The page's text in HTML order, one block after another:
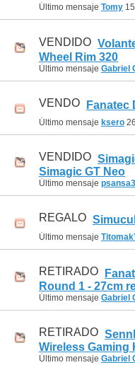
Último mensaje Tomy
VENDIDO
Wheel Rim 320
Último mensaje Gabriel
VENDO Fanatec
Último mensaje ksero
VENDIDO
Simagic GT Neo
Último mensaje psansa3
REGALO
Último mensaje
RETIRADO
Round 1 - 27cm
Último mensaje Gabriel
RETIRADO
Wireless Gaming
Último mensaje Gabriel